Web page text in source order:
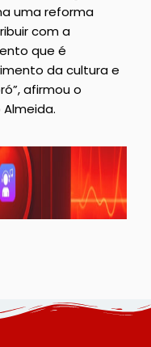
uma reforma
com a
que é
da cultura e
afirmou o